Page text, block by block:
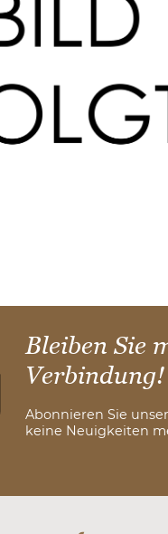
Bleiben Sie
Verbindung!
Abonnieren Sie
keine Neuigkeiten